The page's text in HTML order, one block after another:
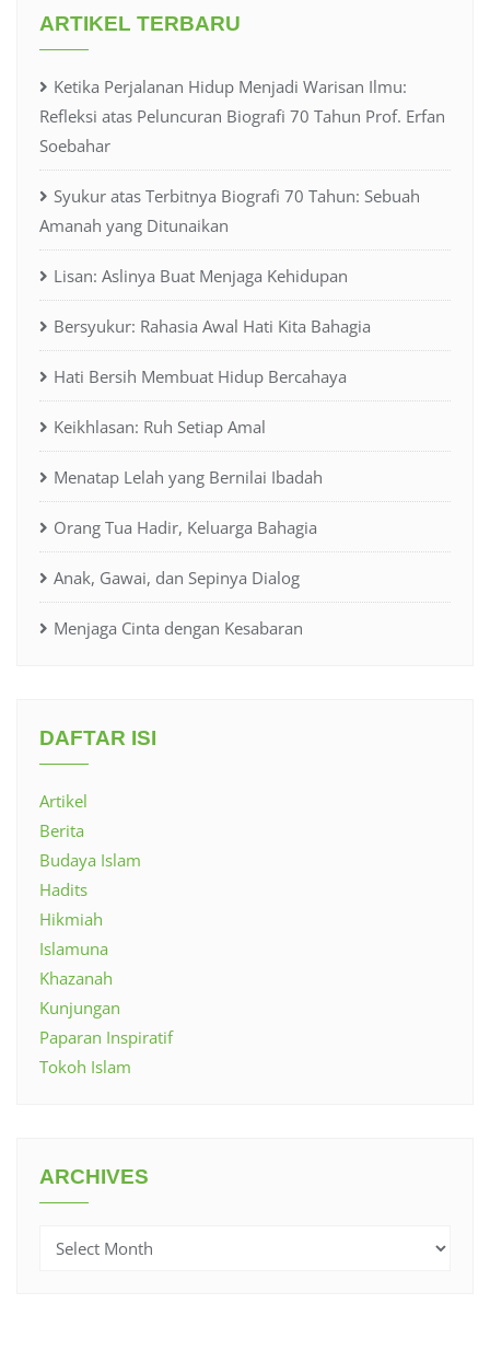
ARTIKEL TERBARU
Ketika Perjalanan Hidup Menjadi Warisan Ilmu:
Refleksi atas Peluncuran Biografi 70 Tahun Prof. Erfan
Soebahar
Syukur atas Terbitnya Biografi 70 Tahun: Sebuah
Amanah yang Ditunaikan
Lisan: Aslinya Buat Menjaga Kehidupan
Bersyukur: Rahasia Awal Hati Kita Bahagia
Hati Bersih Membuat Hidup Bercahaya
Keikhlasan: Ruh Setiap Amal
Menatap Lelah yang Bernilai Ibadah
Orang Tua Hadir, Keluarga Bahagia
Anak, Gawai, dan Sepinya Dialog
Menjaga Cinta dengan Kesabaran
DAFTAR ISI
Artikel
Berita
Budaya Islam
Hadits
Hikmiah
Islamuna
Khazanah
Kunjungan
Paparan Inspiratif
Tokoh Islam
ARCHIVES
Archives